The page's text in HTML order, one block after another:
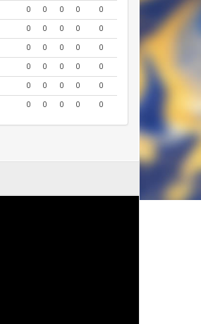
0 0 0 0
0
0 0 0 0
0
0 0 0 0
0
0 0 0 0
0
0 0 0 0
0
0 0 0 0 0